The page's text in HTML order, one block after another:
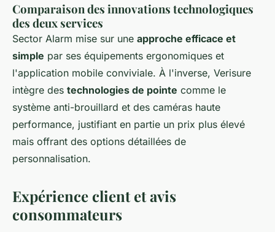
Comparaison des innovations technologiques
des deux services
Sector Alarm mise sur une approche efficace et
simple par ses équipements ergonomiques et
l'application mobile conviviale. À l'inverse, Verisure
intègre des technologies de pointe comme le
système anti-brouillard et des caméras haute
performance, justifiant en partie un prix plus élevé
mais offrant des options détaillées de
personnalisation.
Expérience client et avis
consommateurs